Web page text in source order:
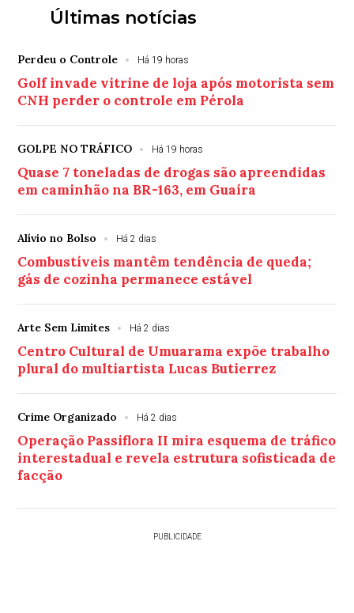
Últimas notícias
Perdeu o Controle Há 19 horas
Golf invade vitrine de loja após motorista sem
CNH perder o controle em Pérola
GOLPE NO TRÁFICO Há 19 horas
Quase 7 toneladas de drogas são apreendidas
em caminhão na BR-163, em Guaíra
Alívio no Bolso Há 2 dias
Combustíveis mantêm tendência de queda;
gás de cozinha permanece estável
Arte Sem Limites Há 2 dias
Centro Cultural de Umuarama expõe trabalho
plural do multiartista Lucas Butierrez
Crime Organizado Há 2 dias
Operação Passiflora II mira esquema de tráfico
interestadual e revela estrutura sofisticada de
facção
PUBLICIDADE